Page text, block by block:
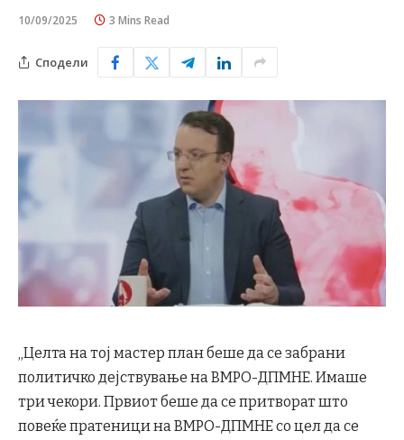
10/09/2025 3 Mins Read
Сподели
„Целта на тој мастер план беше да се забрани
политичко дејствување на ВМРО-ДПМНЕ. Имаше
три чекори. Првиот беше да се притворат што
повеќе пратеници на ВМРО-ДПМНЕ со цел да се